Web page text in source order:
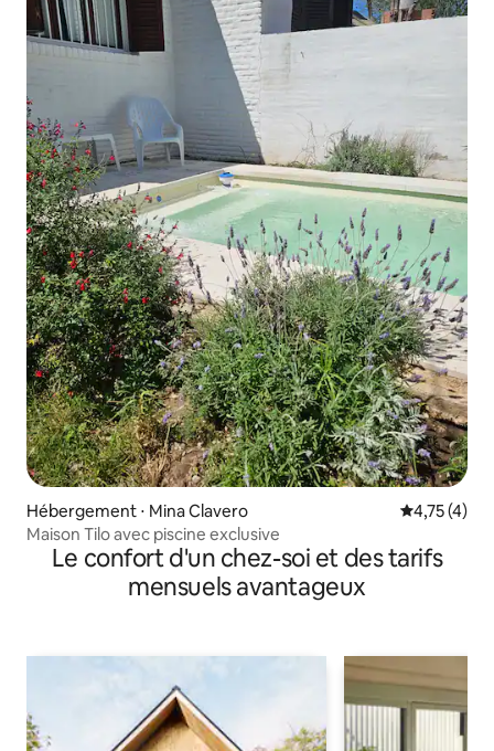
Hébergement ⋅ Mina Clavero Évaluation
4,75 (4)
Maison Tilo avec piscine exclusive
Le confort d'un chez-soi et des tarifs
mensuels avantageux